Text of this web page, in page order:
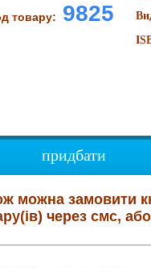
товару: 9825
придбати
можна замовити
через смс,